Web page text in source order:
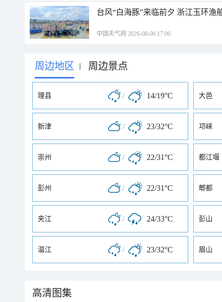
台风“白海豚”来临前夕 浙江玉环渔
中国天气网 2026-08-06 17:06
周边地区 | 周边景点
理县 / 14/19°C 大邑
新津 / 23/32°C 邛崃
崇州 / 22/31°C 都江堰
彭州 / 22/31°C 郫都
夹江 / 24/33°C 彭山
温江 / 23/32°C 眉山
高清图集